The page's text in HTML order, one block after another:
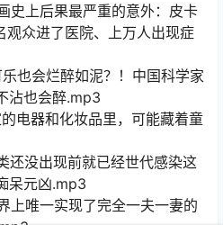
上后果最严重的意外：皮卡
观众进了医院、上万人出现症
也会烂醉如泥？！中国科学家
沾也会醉.mp3
电器和化妆品里，可能藏着童
没出现前就已经世代感染这
呆元凶.mp3
唯一实现了完全一夫一妻的